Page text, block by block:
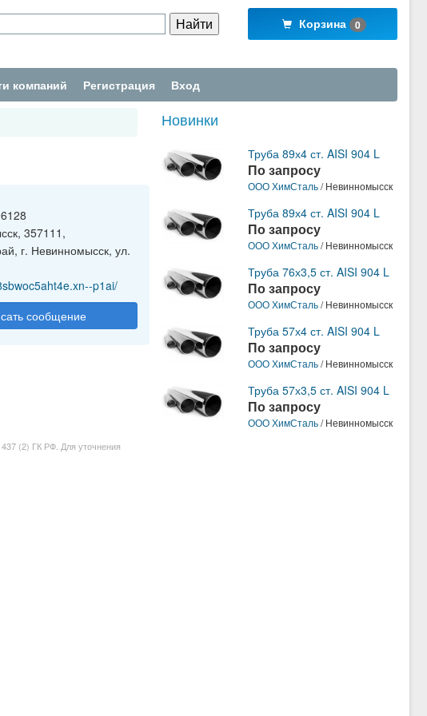
Корзина 0
компаний Регистрация Вход
357111,
г. Невинномысск, ул.
p1ai/
сообщение
(2) ГК РФ. Для уточнения
Новинки
Труба 89х4 ст. AISI 904 L
По запросу
ООО ХимСталь/ Невинномысск
Труба 89х4 ст. AISI 904 L
По запросу
ООО ХимСталь/ Невинномысск
Труба 76х3,5 ст. AISI 904 L
По запросу
ООО ХимСталь/ Невинномысск
Труба 57х4 ст. AISI 904 L
По запросу
ООО ХимСталь/ Невинномысск
Труба 57х3,5 ст. AISI 904 L
По запросу
ООО ХимСталь/ Невинномысск